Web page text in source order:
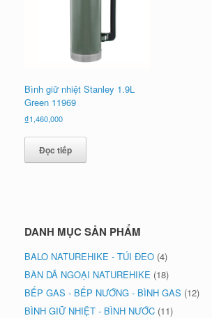
Bình giữ nhiệt Stanley 1.9L
Green 11969
₫1,460,000
Đọc tiếp
DANH MỤC SẢN PHẨM
BALO NATUREHIKE - TÚI ĐEO (4)
BÀN DÃ NGOẠI NATUREHIKE (18)
BẾP GAS - BẾP NƯỚNG - BÌNH GAS (12)
BÌNH GIỮ NHIỆT - BÌNH NƯỚC (11)